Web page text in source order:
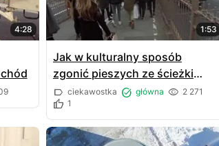
4:28 1:53
Jak w kulturalny sposób
zgonić pieszych ze ścieżki
rowerowej
ciekawostka główna
2 271
1